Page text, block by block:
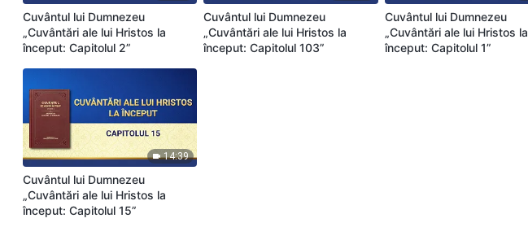
Cuvântul lui Dumnezeu
„Cuvântări ale lui Hristos la
început: Capitolul 2”
Cuvântul lui Dumnezeu
„Cuvântări ale lui Hristos la
început: Capitolul 103”
Cuvântul lui Dumnezeu
„Cuvântări ale lui Hristos la
început: Capitolul 1”
14:39
Cuvântul lui Dumnezeu
„Cuvântări ale lui Hristos la
început: Capitolul 15”